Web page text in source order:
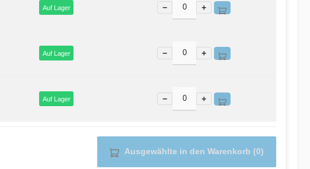
Auf Lager − +
Auf Lager − +
Auf Lager − +
Ausgewählte in den Warenkorb (0)